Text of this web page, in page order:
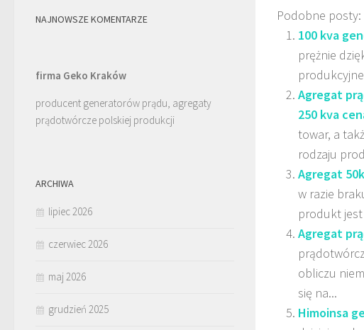
Podobne posty:
100 kva
prężnie
Agregat
250 kva
towar, a
rodzaju
Agregat
w razie
produkt
Agregat
obliczu
się na...
Himoinsa
NAJNOWSZE KOMENTARZE
firma Geko Kraków
producent generatorów prądu, agregaty
prądotwórcze polskiej produkcji
ARCHIWA
lipiec 2026
czerwiec 2026
maj 2026
grudzień 2025